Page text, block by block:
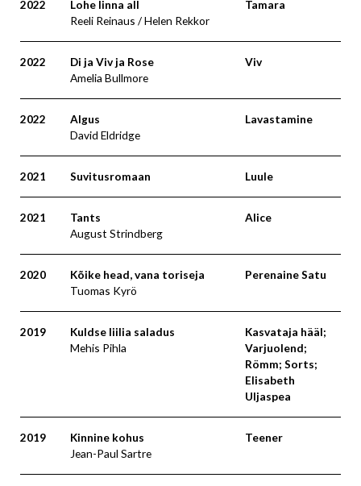
2022
Lohe linna all
Reeli Reinaus / Helen Rekkor
Tamara
2022
Di ja Viv ja Rose
Amelia Bullmore
Viv
2022
Algus
David Eldridge
Lavastamine
2021 Suvitusromaan Luule
2021
Tants
August Strindberg
Alice
2020
Kõike head, vana toriseja
Tuomas Kyrö
Perenaine Satu
2019
Kuldse liilia saladus
Mehis Pihla
Kasvataja hääl;
Varjuolend;
Römm; Sorts;
Elisabeth
Uljaspea
2019
Kinnine kohus
Jean-Paul Sartre
Teener